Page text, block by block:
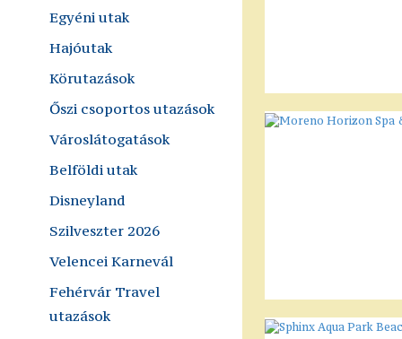
Egyéni utak
Hajóutak
Körutazások
Őszi csoportos utazások
Városlátogatások
Belföldi utak
Disneyland
Szilveszter 2026
Velencei Karnevál
Fehérvár Travel
utazások